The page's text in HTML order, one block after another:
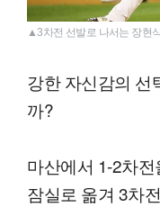
▲3차전 선발로 나서는 장현
강한 자신감의 선
까?
마산에서 1-2차
잠실로 옮겨 3차